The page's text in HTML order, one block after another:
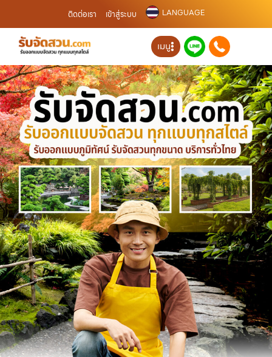
ติดต่อเรา เข้าสู่ระบบ LANGUAGE
เมนู